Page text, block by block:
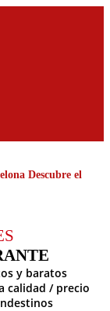
Descubre el
y baratos
calidad / precio